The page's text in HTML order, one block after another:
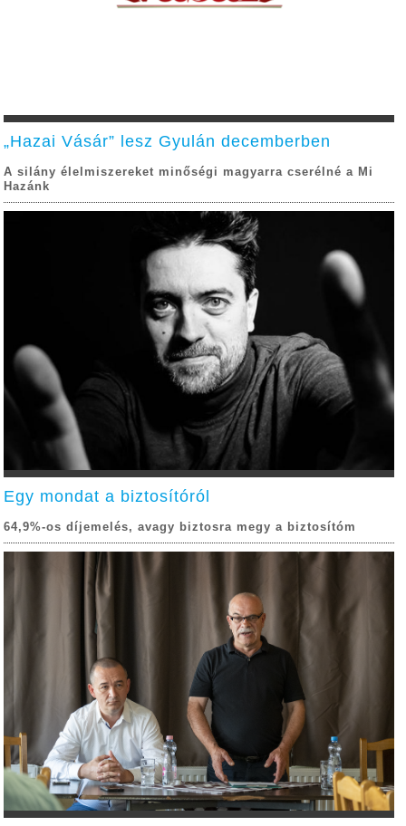
„Hazai Vásár” lesz Gyulán decemberben
A silány élelmiszereket minőségi magyarra cserélné a Mi
Hazánk
Egy mondat a biztosítóról
64,9%-os díjemelés, avagy biztosra megy a biztosítóm